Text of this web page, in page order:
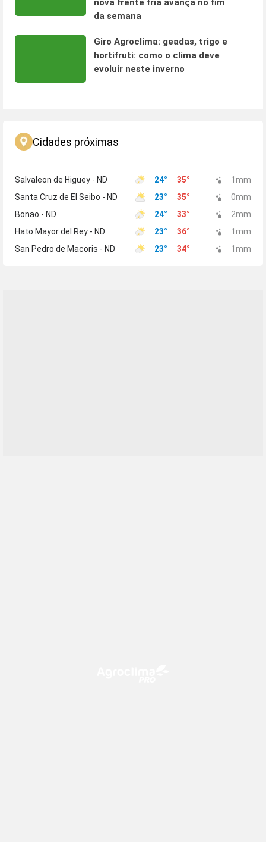
nova frente fria avança no fim
da semana
Giro Agroclima: geadas, trigo e
hortifruti: como o clima deve
evoluir neste inverno
Cidades próximas
Salvaleon de Higuey - ND 24° 35° 1 mm
Santa Cruz de El Seibo - ND
23° 35° 0mm
Bonao - ND
24° 33° 2mm
Hato Mayor del Rey - ND
23° 36° 1 mm
San Pedro de Macoris - ND
23° 34° 1 mm